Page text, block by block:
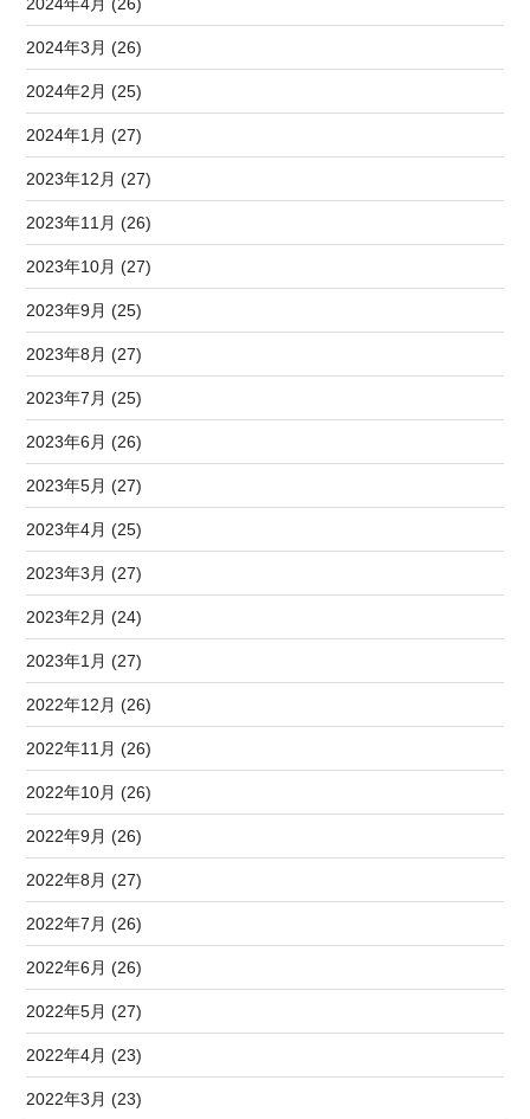
2024年3月 (26)
2024年2月 (25)
2024年1月 (27)
2023年12月 (27)
2023年11月 (26)
2023年10月 (27)
2023年9月 (25)
2023年8月 (27)
2023年7月 (25)
2023年6月 (26)
2023年5月 (27)
2023年4月 (25)
2023年3月 (27)
2023年2月 (24)
2023年1月 (27)
2022年12月 (26)
2022年11月 (26)
2022年10月 (26)
2022年9月 (26)
2022年8月 (27)
2022年7月 (26)
2022年6月 (26)
2022年5月 (27)
2022年4月 (23)
2022年3月 (23)